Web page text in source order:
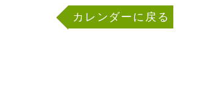
カレンダーに戻る